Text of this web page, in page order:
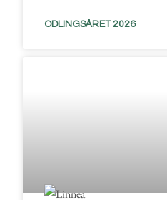
ODLINGSÅRET 2026